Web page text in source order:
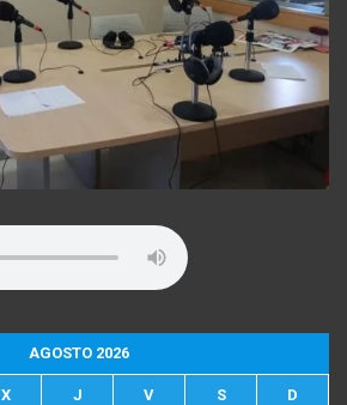
AGOSTO 2026
X J V S D